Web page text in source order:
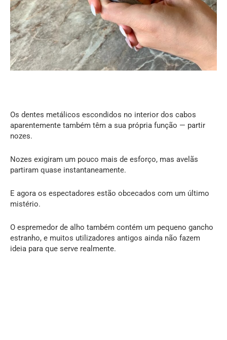
Os dentes metálicos escondidos no interior dos cabos
aparentemente também têm a sua própria função — partir
nozes.
Nozes exigiram um pouco mais de esforço, mas avelãs
partiram quase instantaneamente.
E agora os espectadores estão obcecados com um último
mistério.
O espremedor de alho também contém um pequeno gancho
estranho, e muitos utilizadores antigos ainda não fazem
ideia para que serve realmente.